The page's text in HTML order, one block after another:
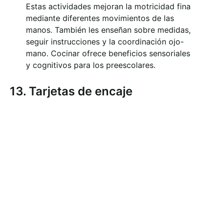
Estas actividades mejoran la motricidad fina
mediante diferentes movimientos de las
manos. También les enseñan sobre medidas,
seguir instrucciones y la coordinación ojo-
mano. Cocinar ofrece beneficios sensoriales
y cognitivos para los preescolares.
13. Tarjetas de encaje